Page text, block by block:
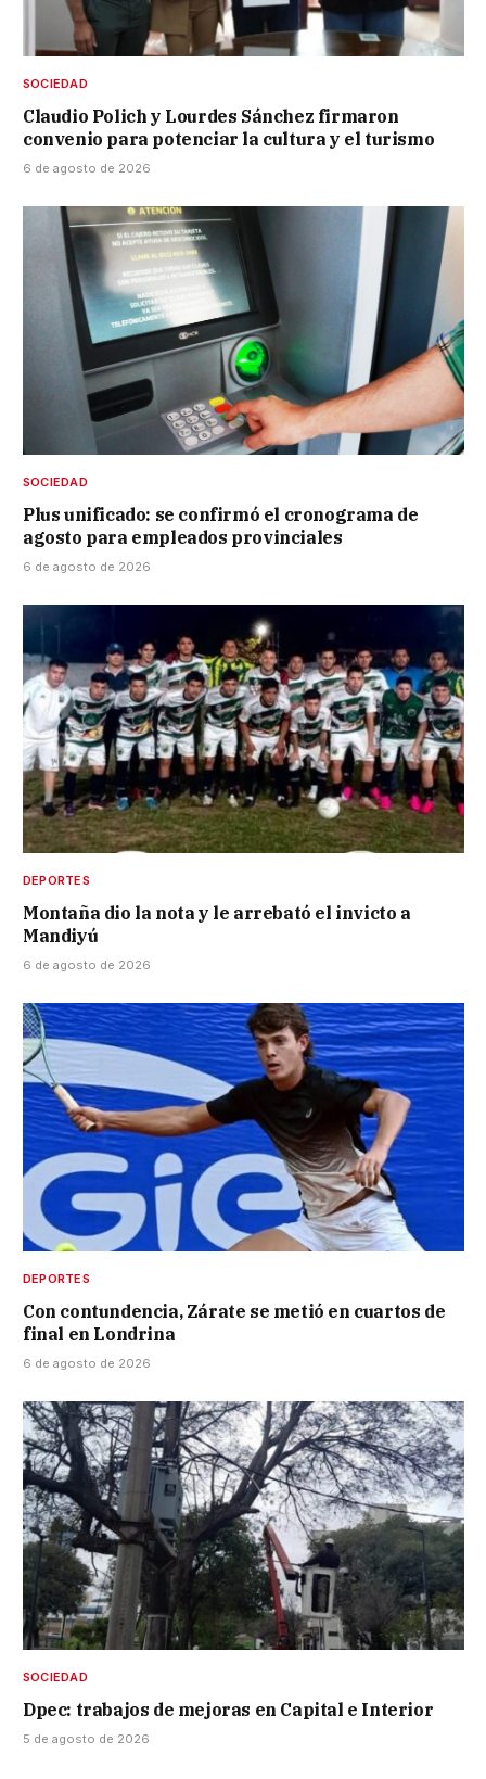
SOCIEDAD
Claudio Polich y Lourdes Sánchez firmaron
convenio para potenciar la cultura y el turismo
6 de agosto de 2026
SOCIEDAD
Plus unificado: se confirmó el cronograma de
agosto para empleados provinciales
6 de agosto de 2026
DEPORTES
Montaña dio la nota y le arrebató el invicto a
Mandiyú
6 de agosto de 2026
DEPORTES
Con contundencia, Zárate se metió en cuartos de
final en Londrina
6 de agosto de 2026
SOCIEDAD
Dpec: trabajos de mejoras en Capital e Interior
5 de agosto de 2026